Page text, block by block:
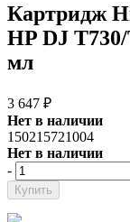
Картридж
HP DJ
мл
3 647 ₽
Нет в наличии
150215721004
Нет в наличии
-